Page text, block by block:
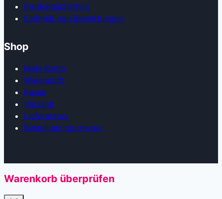
Produkt­sicherheit
Echtheit von Bewertungen
Shop
Mein Konto
Warenkorb
Kasse
Versand
Lieferstatus
Bestellung stornieren
Warenkorb überprüfen